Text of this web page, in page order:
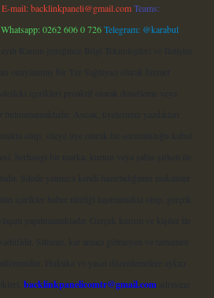
E-mail:backlinkpaneli@gmail.com Teams:
Whatsapp: 0262 606 0 726Telegram: @karabul
backlinkpanelicomtr@gmail.comadresine